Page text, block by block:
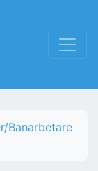
Banarbetare